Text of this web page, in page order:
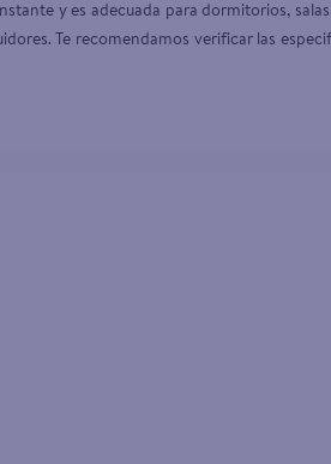
y es adecuada para dormitorios,
Te recomendamos verificar las